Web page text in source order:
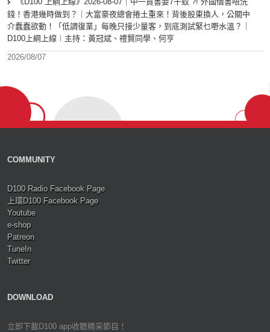
錢！香港幾時做到？｜大富豪夜總會捲土重來！背後股東換人，公關中
介蠢蠢欲動！「低調復業」每晚只接少量客，到底測試緊乜嘢水溫？｜
D100上綱上線︱主持：黃冠斌、禮賢同學、何亨
2026/08/07
COMMUNITY
D100 Radio Facebook Page
上環D100 Facebook Page
Youtube
e-shop
Patreon
TuneIn
Twitter
DOWNLOAD
立即下載D100 app收聽精采節目！